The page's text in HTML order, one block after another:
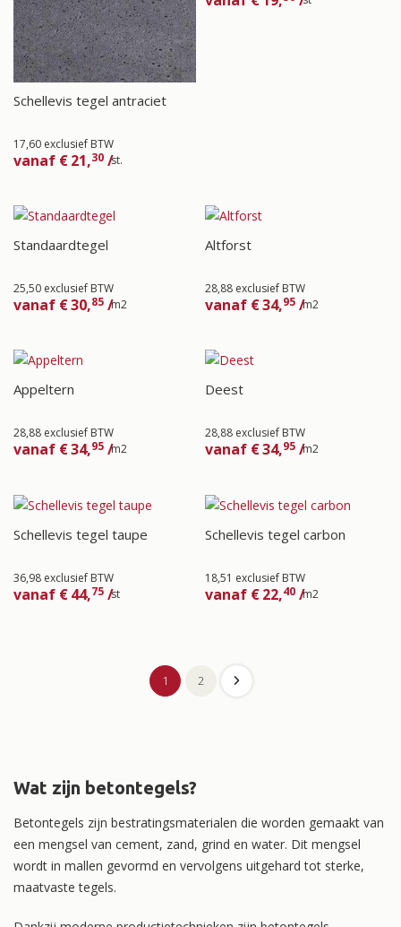
Schellevis tegel antraciet
17,60 exclusief BTW
vanaf €21,30 /st.
Standaardtegel
25,50 exclusief BTW
vanaf €30,85 /m2
Altforst
28,88 exclusief BTW
vanaf €34,95 /m2
Appeltern
28,88 exclusief BTW
vanaf €34,95 /m2
Deest
28,88 exclusief BTW
vanaf €34,95 /m2
Schellevis tegel taupe
36,98 exclusief BTW
vanaf €44,75 /st
Schellevis tegel carbon
18,51 exclusief BTW
vanaf €22,40 /m2
1 2
Wat zijn betontegels?
Betontegels zijn bestratingsmaterialen die worden gemaakt van
een mengsel van cement, zand, grind en water. Dit mengsel
wordt in mallen gevormd en vervolgens uitgehard tot sterke,
maatvaste tegels.